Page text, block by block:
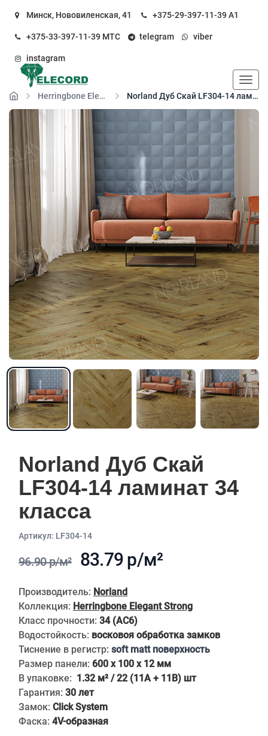
Минск, Нововиленская, 41 +375-29-397-11-39А1
+375-33-397-11-39 МТС telegram viber
instagram
Herringbone Elegant Strong
Norland Дуб Скай LF304-14 ламинат 34 класса
Norland Дуб Скай
LF304-14 ламинат 34
класса
Aртикул: LF304-14
96.90 р/м² 83.79 р/м²
Описание
Производитель: Norland
Коллекция: Herringbone Elegant Strong
Класс прочности: 34 (АС6)
Водостойкость: восковоя обработка замков
Тиснение в регистр: soft matt поверхность
Размер панели: 600 x 100 x 12 мм
В упаковке: 1.32 м² / 22 (11A + 11B) шт
Гарантия: 30 лет
Замок: Click System
Фаска: 4V-образная